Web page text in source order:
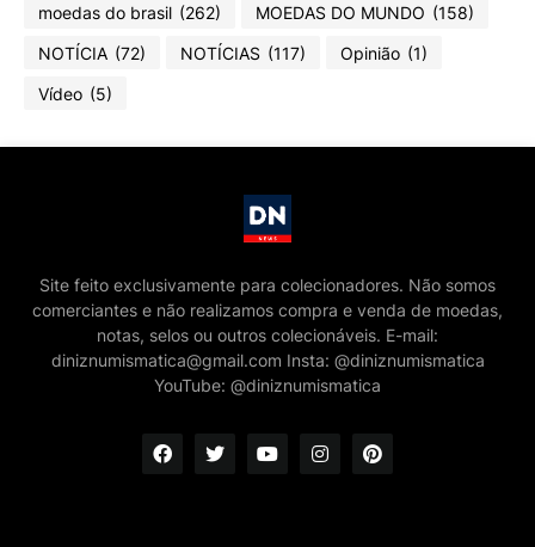
moedas do brasil (262) MOEDAS DO MUNDO (158)
NOTÍCIA (72) NOTÍCIAS (117) Opinião (1)
Vídeo (5)
Site feito exclusivamente para colecionadores. Não somos
comerciantes e não realizamos compra e venda de moedas,
notas, selos ou outros colecionáveis. E-mail:
diniznumismatica@gmail.com Insta: @diniznumismatica
YouTube: @diniznumismatica